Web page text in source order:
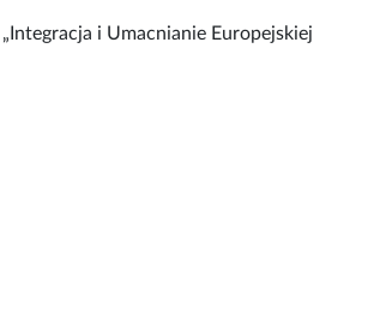
i Umacnianie Europejskiej